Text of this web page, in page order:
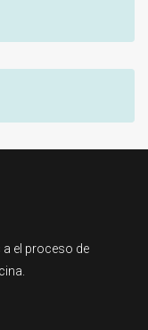
el proceso de